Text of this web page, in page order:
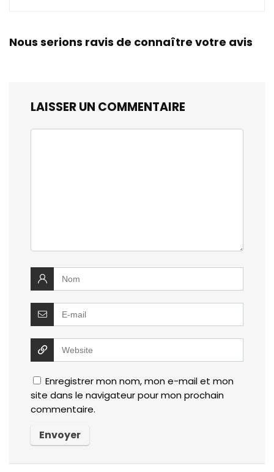
Nous serions ravis de connaître votre avis
LAISSER UN COMMENTAIRE
Enregistrer mon nom, mon e-mail et mon
site dans le navigateur pour mon prochain
commentaire.